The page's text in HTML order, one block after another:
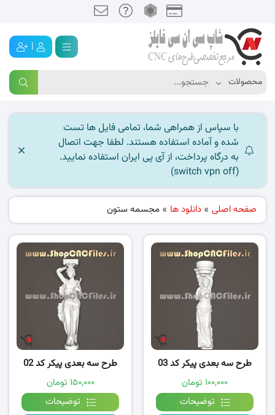
|
با سپاس از همراهی شما، تمامی فایل ها تست
شده و آماده استفاده هستند. لطفا جهت اتصال
به درگاه پرداخت، از آی پی ایران استفاده نمایید.
(switch vpn off)
صفحه اصلی » دانلود ها » مجسمه ستون
طرح سه بعدی پیکر کد 03
۱۰۰,۰۰۰ تومان
توضیحات
طرح سه بعدی پیکر کد 02
۱۵۰,۰۰۰ تومان
توضیحات